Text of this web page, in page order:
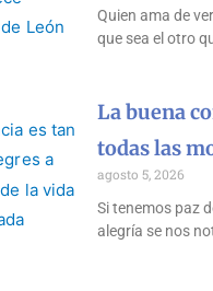
Quien ama de
que sea el otro
La buena
todas las
agosto 5, 2026
Si tenemos paz
alegría se nos